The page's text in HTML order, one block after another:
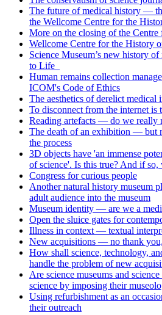
The future of medical history —
the Wellcome Centre for the
More on the closing of the
Wellcome Centre for the History
Science Museum’s new history
to Life_
Human remains collection
ICOM's Code of Ethics
The aesthetics of derelict medical
To disconnect from the internet is
Reading artefacts — do we really
The death of an exhibition — but
the process
3D objects have 'an immense
of science'. Is this true? And if so,
Congress for curious people
Another natural history museum
adult audience into the museum
Museum identity — are we a
Open the sluice gates for
Illness in context — textual
New acquisitions — no thank
How shall science, technology,
handle the problem of new
Are science museums and
science by imposing their
Using refurbishment as an
their outreach